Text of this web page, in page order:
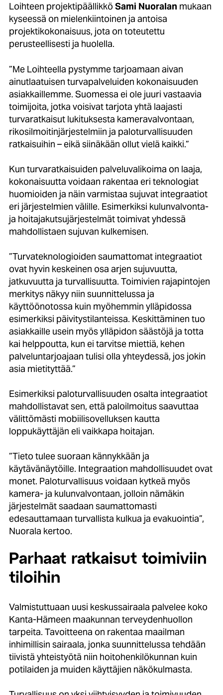
Loihteen projektipäällikkö Sami Nuoralan mukaan
kyseessä on mielenkiintoinen ja antoisa
projektikokonaisuus, jota on toteutettu
perusteellisesti ja huolella.
”Me Loihteella pystymme tarjoamaan aivan
ainutlaatuisen turvapalveluiden kokonaisuuden
asiakkaillemme. Suomessa ei ole juuri vastaavia
toimijoita, jotka voisivat tarjota yhtä laajasti
turvaratkaisut lukituksesta kameravalvontaan,
rikosilmoitinjärjestelmiin ja paloturvallisuuden
ratkaisuihin – eikä siinäkään ollut vielä kaikki.”
Kun turvaratkaisuiden palveluvalikoima on laaja,
kokonaisuutta voidaan rakentaa eri teknologiat
huomioiden ja näin varmistaa sujuvat integraatiot
eri järjestelmien välille. Esimerkiksi kulunvalvonta-
ja hoitajakutsujärjestelmät toimivat yhdessä
mahdollistaen sujuvan kulkemisen.
”Turvateknologioiden saumattomat integraatiot
ovat hyvin keskeinen osa arjen sujuvuutta,
jatkuvuutta ja turvallisuutta. Toimivien rajapintojen
merkitys näkyy niin suunnittelussa ja
käyttöönotossa kuin myöhemmin ylläpidossa
esimerkiksi päivitystilanteissa. Keskittäminen tuo
asiakkaille usein myös ylläpidon säästöjä ja totta
kai helppoutta, kun ei tarvitse miettiä, kehen
palveluntarjoajaan tulisi olla yhteydessä, jos jokin
asia mietityttää.”
Esimerkiksi paloturvallisuuden osalta integraatiot
mahdollistavat sen, että paloilmoitus saavuttaa
välittömästi mobiilisovelluksen kautta
loppukäyttäjän eli vaikkapa hoitajan.
”Tieto tulee suoraan kännykkään ja
käytävänäytöille. Integraation mahdollisuudet ovat
monet. Paloturvallisuus voidaan kytkeä myös
kamera- ja kulunvalvontaan, jolloin nämäkin
järjestelmät saadaan saumattomasti
edesauttamaan turvallista kulkua ja evakuointia”,
Nuorala kertoo.
Parhaat ratkaisut toimiviin
tiloihin
Valmistuttuaan uusi keskussairaala palvelee koko
Kanta-Hämeen maakunnan terveydenhuollon
tarpeita. Tavoitteena on rakentaa maailman
inhimillisin sairaala, jonka suunnittelussa tehdään
tiivistä yhteistyötä niin hoitohenkilökunnan kuin
potilaiden ja muiden käyttäjien näkökulmasta.